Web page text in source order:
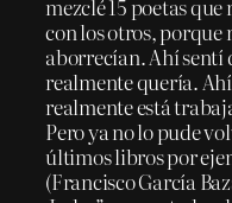
mezclé 15 poetas
con los otros, porque
aborrecían. Ahí sentí
realmente quería.
realmente está
Pero ya no lo pude
últimos libros por
(Francisco García